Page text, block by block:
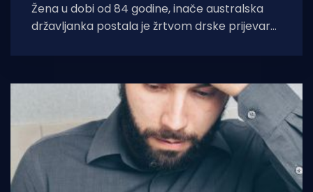
Žena u dobi od 84 godine, inače australska
državljanka postala je žrtvom drske prijevare